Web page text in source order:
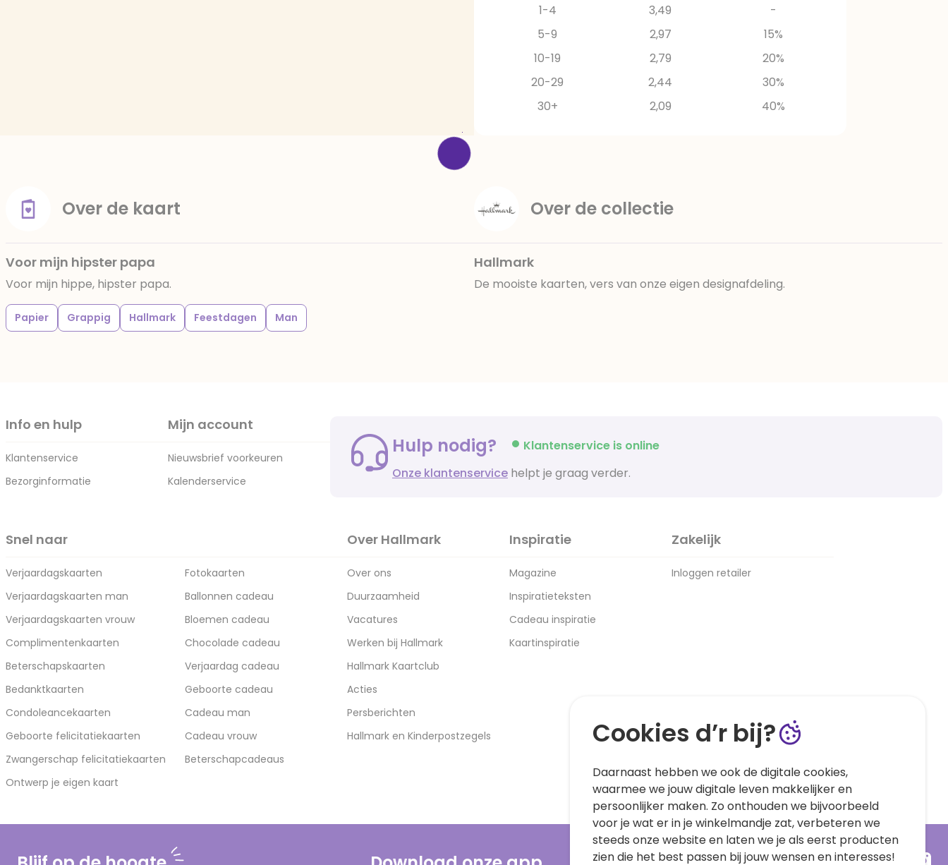
1-4
3,49
-
5-9
2,97
15%
10-19
2,79
20%
20-29
2,44
30%
30+
2,09 40%
Over de kaart
Voor mijn hipster papa
Voor mijn hippe, hipster papa.
Papier Grappig Hallmark Feestdagen Man
Over de collectie
Hallmark
De mooiste kaarten, vers van onze eigen designafdeling.
Info en hulp
Klantenservice
Bezorginformatie
Mijn account
Nieuwsbrief voorkeuren
Kalenderservice
Hulp nodig?
Klantenservice is online
Onze klantenservice helpt je graag verder.
Snel naar
Verjaardagskaarten
Verjaardagskaarten man
Verjaardagskaarten vrouw
Complimentenkaarten
Beterschapskaarten
Bedanktkaarten
Condoleancekaarten
Geboorte felicitatiekaarten
Zwangerschap felicitatiekaarten
Ontwerp je eigen kaart
Fotokaarten
Ballonnen cadeau
Bloemen cadeau
Chocolade cadeau
Verjaardag cadeau
Geboorte cadeau
Cadeau man
Cadeau vrouw
Beterschapcadeaus
Over Hallmark
Over ons
Duurzaamheid
Vacatures
Werken bij Hallmark
Hallmark Kaartclub
Acties
Persberichten
Hallmark en Kinderpostzegels
Inspiratie
Magazine
Inspiratieteksten
Cadeau inspiratie
Kaartinspiratie
Zakelijk
Inloggen retailer
Cookies d’r bij?
Daarnaast hebben we ook de digitale cookies,
waarmee we jouw digitale leven makkelijker en
persoonlijker maken. Zo onthouden we bijvoorbeeld
voor je wat er in je winkelmandje zat, verbeteren we
steeds onze website en laten we je als eerst producten
zien die het best passen bij jouw wensen en interesses!